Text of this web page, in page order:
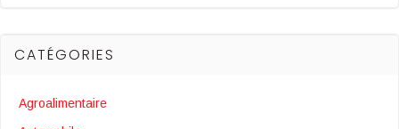
CATÉGORIES
Agroalimentaire